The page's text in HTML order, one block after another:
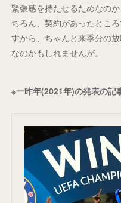
緊張感を持たせるためなの
ちろん、契約があったとこ
すから、ちゃんと来季分の
なのかもしれませんが。
※一昨年(2021年)の発表の記